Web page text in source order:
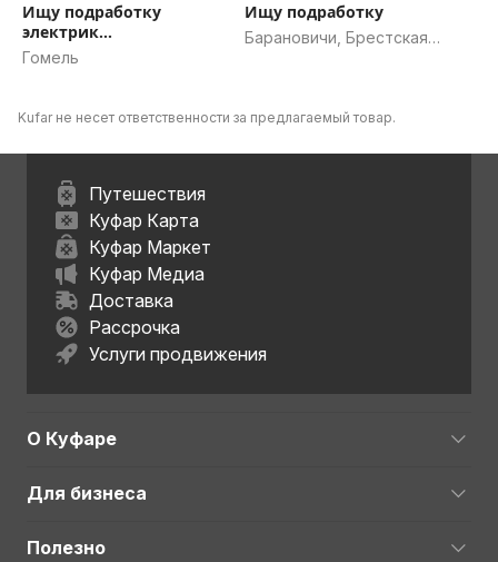
Ищу подработку
электрик
электромонтажные
Гомель
Ищу подработку
Барановичи, Брестская
Kufar не несет ответственности за предлагаемый товар.
Путешествия
Куфар Карта
Куфар Маркет
Куфар Медиа
Доставка
Рассрочка
Услуги продвижения
О Куфаре
Для бизнеса
Полезно